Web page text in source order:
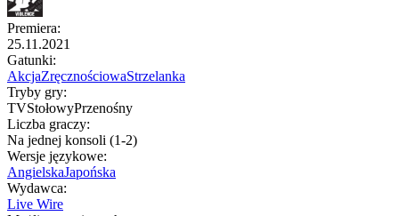
Premiera:
25.11.2021
Gatunki:
AkcjaZręcznościowaStrzelanka
Tryby gry:
TVStołowyPrzenośny
Liczba graczy:
Na jednej konsoli (1-2)
Wersje językowe:
AngielskaJapońska
Wydawca:
Live Wire